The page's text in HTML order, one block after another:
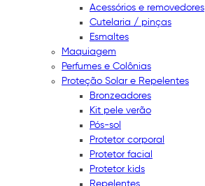
Acessórios e removedores
Cutelaria / pinças
Esmaltes
Maquiagem
Perfumes e Colônias
Proteção Solar e Repelentes
Bronzeadores
Kit pele verão
Pós-sol
Protetor corporal
Protetor facial
Protetor kids
Repelentes